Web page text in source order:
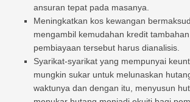
ansuran tepat pada masanya.
Meningkatkan kos kewangan
mengambil kemudahan kredit
pembiayaan tersebut harus dianalisis.
Syarikat-syarikat yang mempunyai
mungkin sukar untuk melunaskan
waktunya dan dengan itu, menyusun